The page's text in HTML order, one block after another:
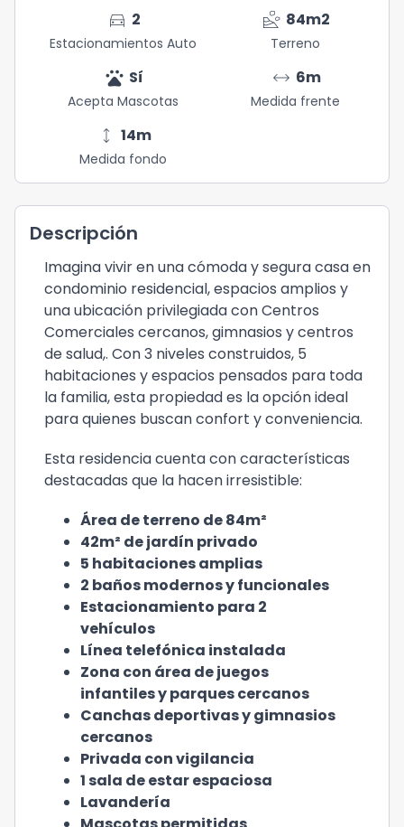
directions_car 2
Estacionamientos Auto
landslide 84m2
Terreno
pets Sí
Acepta Mascotas
arrow_range 6m
Medida frente
height 14m
Medida fondo
Descripción
Imagina vivir en una cómoda y segura casa en
condominio residencial, espacios amplios y
una ubicación privilegiada con Centros
Comerciales cercanos, gimnasios y centros
de salud,. Con 3 niveles construidos, 5
habitaciones y espacios pensados para toda
la familia, esta propiedad es la opción ideal
para quienes buscan confort y conveniencia.
Esta residencia cuenta con características
destacadas que la hacen irresistible:
Área de terreno de 84m²
42m² de jardín privado
5 habitaciones amplias
2 baños modernos y funcionales
Estacionamiento para 2
vehículos
Línea telefónica instalada
Zona con área de juegos
infantiles y parques cercanos
Canchas deportivas y gimnasios
cercanos
Privada con vigilancia
1 sala de estar espaciosa
Lavandería